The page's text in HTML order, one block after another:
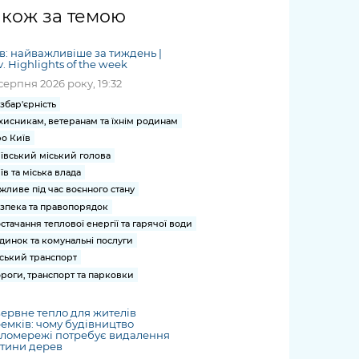
Безбар'єрність
Київська міська військова
адміністрація
Портал послуг
Міський застосунок Київ
Цифровий
Важливе під час
воєнного стану
міській військовій
адміністрації
«Ініціатива
«Партнерство
місцевий рівень»
Важливе під час
воєнного стану
дій чи
про
на
дашборди
та
/
журналіст
ський
запит /
Submitting
a media
за темою
найважливіше за тиждень |
Highlights of the week
2026 року, 19:32
ветеранам та їхнім родинам
Київ
міський голова
та міська влада
під час воєнного стану
та правопорядок
теплової енергії та гарячої води
та комунальні послуги
транспорт
транспорт та парковки
тепло для жителів
чому будівництво
потребує видалення
дерев